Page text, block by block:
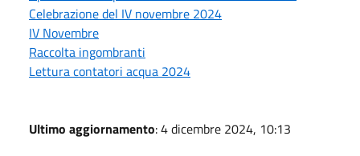
Celebrazione del IV novembre 2024
IV Novembre
Raccolta ingombranti
Lettura contatori acqua 2024
Ultimo aggiornamento: 4 dicembre 2024, 10:13